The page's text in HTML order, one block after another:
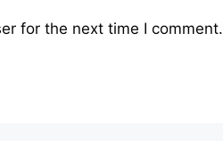
for the next time I comment.